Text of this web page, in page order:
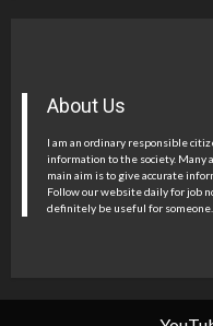
About Us
I am an ordinary responsible
information to the society. Many
main aim is to give accurate
Follow our website daily for job
definitely be useful for someone.